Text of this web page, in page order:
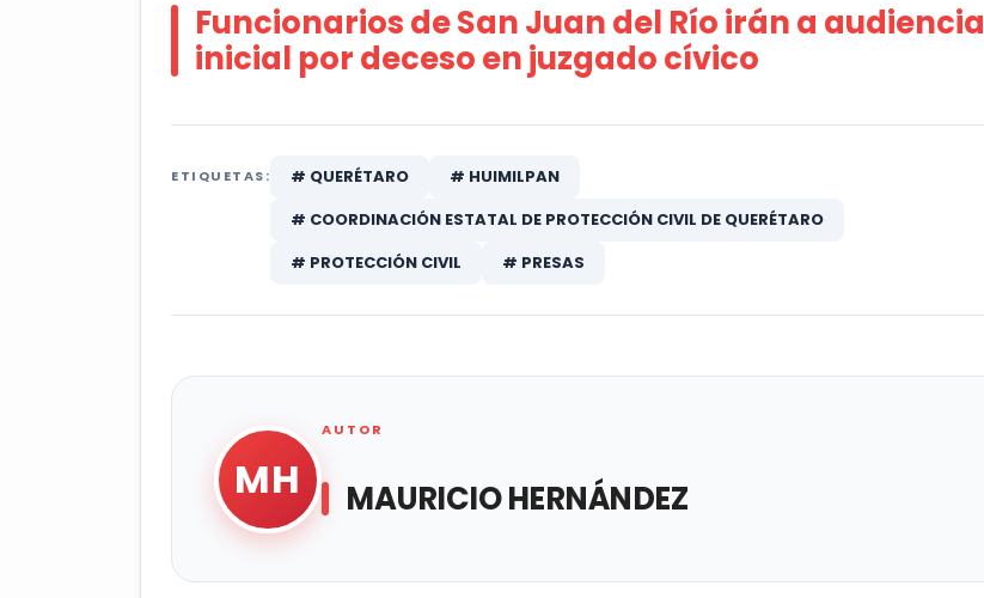
Funcionarios de San Juan del Río irán a audiencia
inicial por deceso en juzgado cívico
ETIQUETAS: # QUERÉTARO
# HUIMILPAN
# COORDINACIÓN ESTATAL DE PROTECCIÓN CIVIL DE QUERÉTARO
# PROTECCIÓN CIVIL
# PRESAS
MH
AUTOR
MAURICIO HERNÁNDEZ